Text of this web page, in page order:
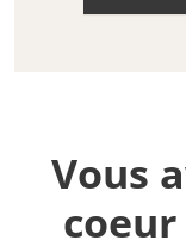
Vous
coeur